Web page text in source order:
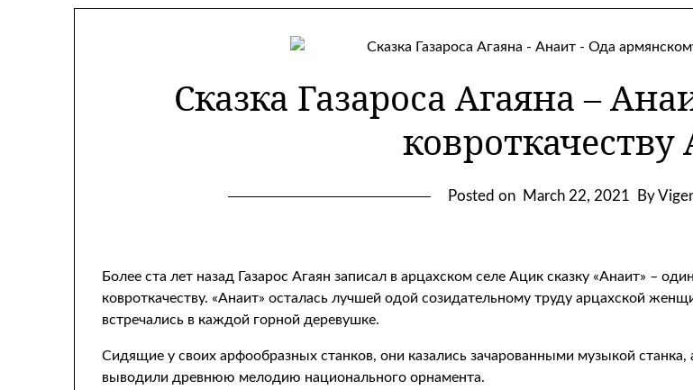
Сказка Газароса Агаяна –
ковроткачеству
Posted on March 22, 2021 By
​Более ста лет назад Газарос Агаян записал в арцахском селе Ацик сказку «Анаит» –
ковроткачеству. «Анаит» осталась лучшей одой созидательному труду арцахской
встречались в каждой горной деревушке.
Сидящие у своих арфообразных станков, они казались зачарованными музыкой
выводили древнюю мелодию национального орнамента.